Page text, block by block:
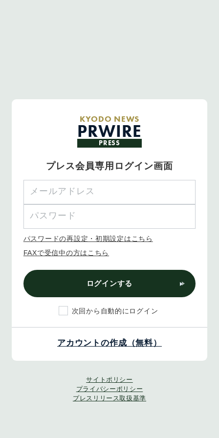
KYODO NEWS
PRWIRE
PRESS
プレス会員専用ログイン画面
パスワードの再設定・初期設定はこちら
FAXで受信中の方はこちら
ログインする
次回から自動的にログイン
アカウントの作成（無料）
サイトポリシー
プライバシーポリシー
プレスリリース取扱基準